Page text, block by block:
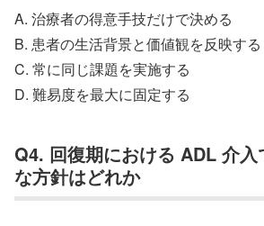
A. 治療者の得意手技だけで決める
B. 患者の生活背景と価値観を反映する
C. 常に同じ課題を実施する
D. 難易度を最大に固定する
Q4. 回復期における ADL 介入
な方針はどれか